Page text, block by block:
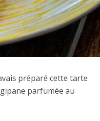
préparé cette tarte
parfumée au